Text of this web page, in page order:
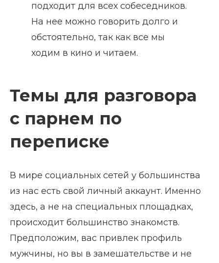
подходит для всех собеседников.
На нее можно говорить долго и
обстоятельно, так как все мы
ходим в кино и читаем.
Темы для разговора
с парнем по
переписке
В мире социальных сетей у большинства
из нас есть свой личный аккаунт. Именно
здесь, а не на специальных площадках,
происходит большинство знакомств.
Предположим, вас привлек профиль
мужчины, но вы в замешательстве и не